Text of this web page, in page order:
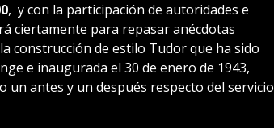
, y con la participación de autoridades e
ciertamente para repasar anécdotas
construcción de estilo Tudor que ha sido
e inaugurada el 30 de enero de 1943,
un antes y un después respecto del servicio